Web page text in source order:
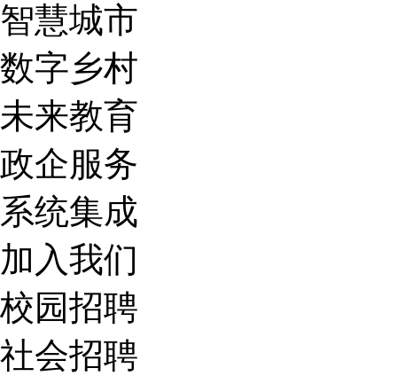
智慧城市
数字乡村
未来教育
政企服务
系统集成
加入我们
校园招聘
社会招聘